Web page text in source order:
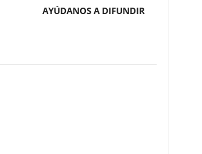
AYÚDANOS A DIFUNDIR